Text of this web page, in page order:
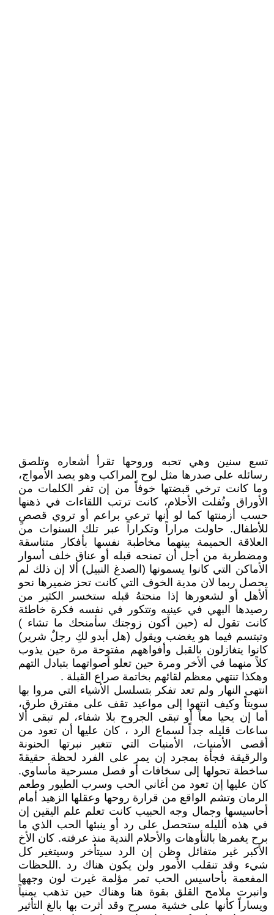
تسع سنين وهي تحبه وروحها تقرأ أشعاره وتلصق
رسائله على صدرها مثل لوح المراكب وهو يصد الأمواج،
وما كانت ترخي قبضتها خوفاً من إن تفر الكلمات من
الأوراق وتُفلت الأحلام، كانت ترتب اللقاءات في ذهنها
حسب أزمنتها كما لو أنها ترعى براعم أو تروي قصصٍ
للأطفال. حاولت مراراً وتكراراً عبر تلك السنوات من
العلاقة الحميمة بينهما مخاطبة نفسها بأفكار متناسقة
ومضطربة من أجل أن تمنحه قبله أو عناق خلف أسوار
الأماكن التي كانوا يسمونها (الصدغ النبيل) ألا إن ذلك لم
يحصل ربما لان مدية الخوف التي كانت تحز ضميرها نحو
ألأهل أو لشعورها إذا منحتهُ قبله ستخسر الكثير من
رصيدها البهي في عينيه وتتكور في نفسه فكرة خاطئة
كانت تقول له (حين أكون زوجتك سأمنحك ما تشاء )
وتبتسم فيما هو يغضب ويقول (هل أبدو لكِ رجلٌ شرير)
كانوا يتغازلون بالقبل وأفواههم مفتوحة مرة حين يذوب
كلاً منهما في ألأخر ومرة حين تعلو أصواتهما بتبادل التهم
وهكذا تنتهي معظم لقائهم بخاتمة صراع القبلة .
انتهى النهار ولم تعد تفكر بتسلسل الأشياء التي مروا بها
سويتاً وكيف انتهوا إلى مواعيد تقف على مفترق طرق،
أما إن يحيا معاً أو تبقى الجروح بلا شفاء، لم تبقى ألا
ساعات قليله جداً لسماع الرد ، كان عليها أن تعود من
أقصى الأمنيات، الأمنيات التي تتغير نبرتها الحنونة
والرقيقة فجأة بمجرد إن يمر على الفرد لحظة حقيقةَ
ساخطة تحولها إلى سخافات أو فصل مسرحية مأساوي.
كان عليها إن تعود من أغاني الحب وسرب الطيور وطعم
الرمان وتشم الواقع من قرارة روحها وعقلها الزهيد أمام
أحاسيسها وجمال وجه الحبيب كانت تعلم علم اليقين إن
في هذه ألليله ستحصل على رد أو ينبئها الحب الذي ما
برح يغمرها بالتأوهات والأحلام الندية منذ عرفته. كان الأخ
الأكبر غير متفائل وظن إن الرد سيتأخر وسيتغير كل
شيء وقد تنقلب الأمور ولن يكون هناك رد .اللحظات
المفعمة بأحاسيس الحب تمر مؤلمة غيرت لون وجهها
وانبرت ملامح القلق بقوة هنا وهناك حين تذهب يمنياً
ويساراً كأنها على خشية مسرح وقد أثرت بها بالغ التأثير